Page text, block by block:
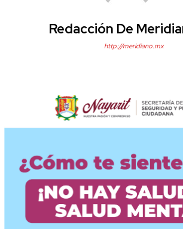
Redacción De
http://meridiano.mx